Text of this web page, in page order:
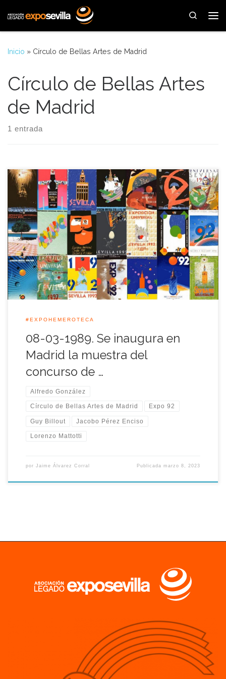
Saltar al contenido
Search
Inicio » Círculo de Bellas Artes de Madrid
Círculo de Bellas Artes
de Madrid
1 entrada
Aquella jornada se inauguró en el Círculo de Bellas Artes de
Madrid la muestra del concurso de carteles para la Exposición
Universal de Sevilla de 1992, en la que se expusieron, junto al
cartel del belga Guy Billout, ganador del concurso, las obras
del resto de los artistas que concurrieron […]
#EXPOHEMEROTECA
08-03-1989. Se inaugura en
Madrid la muestra del
concurso de …
Alfredo González
Círculo de Bellas Artes de Madrid Expo 92
Guy Billout Jacobo Pérez Enciso
Lorenzo Mattotti
por Jaime Álvarez Corral Publicadamarzo 8, 2023